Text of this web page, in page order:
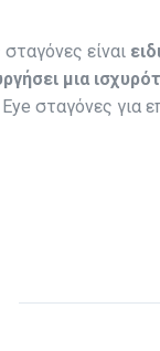
είναι
μια
σταγόνες για